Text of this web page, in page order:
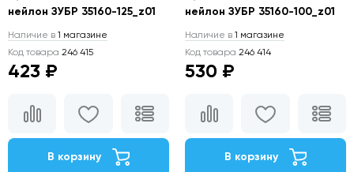
нейлон ЗУБР 35160-125_z01
Наличие в 1 магазине
Код товара 246 415
423 ₽
В корзину
нейлон ЗУБР 35160-100_z01
Наличие в 1 магазине
Код товара 246 414
530 ₽
В корзину